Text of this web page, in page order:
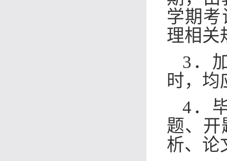
学期考
理相关
3．
时，均
4．
题、开
析、论